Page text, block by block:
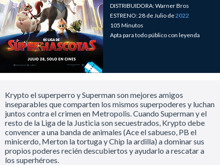
DISTRIBUIDORA: Warner Bros
ESTRENO: 28 de Julio de2022
105 Minutos
Apta para todo público con leyenda
Krypto el superperro y Superman son mejores amigos
inseparables que comparten los mismos superpoderes y luchan
juntos contra el crimen en Metropolis. Cuando Superman y el
resto de la Liga de la Justicia son secuestrados, Krypto debe
convencer a una banda de animales (Ace el sabueso, PB el
minicerdo, Merton la tortuga y Chip la ardilla) a dominar sus
propios poderes recién descubiertos y ayudarlo a rescatar a
los superhéroes.